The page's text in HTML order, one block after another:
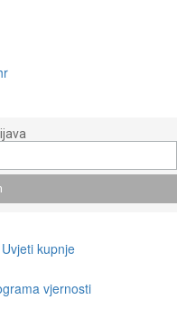
Uvjeti kupnje
vjernosti